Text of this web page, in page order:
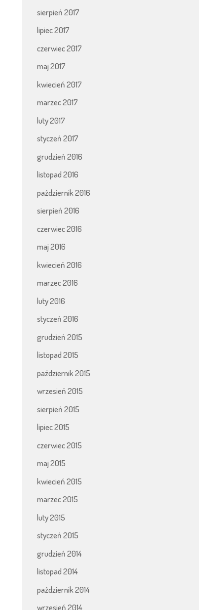
sierpień 2017
lipiec 2017
czerwiec 2017
maj 2017
kwiecień 2017
marzec 2017
luty 2017
styczeń 2017
grudzień 2016
listopad 2016
październik 2016
sierpień 2016
czerwiec 2016
maj 2016
kwiecień 2016
marzec 2016
luty 2016
styczeń 2016
grudzień 2015
listopad 2015
październik 2015
wrzesień 2015
sierpień 2015
lipiec 2015
czerwiec 2015
maj 2015
kwiecień 2015
marzec 2015
luty 2015
styczeń 2015
grudzień 2014
listopad 2014
październik 2014
wrzesień 2014